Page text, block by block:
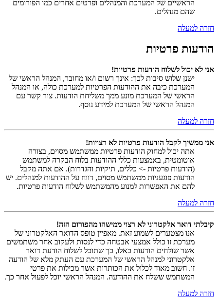
הראשיים של המערכת והמנהלים ופרטים אחרים כמו הפורומים
שהם מנהלים.
חזרה למעלה
הודעות פרטיות
אני לא יכול לשלוח הודעות פרטיות!
ישנן שלוש סיבות לכך: אינך רשום ו/או מחובר, המנהל הראשי של
המערכת כיבה את ההודעות הפרטיות למערכת כולה, או המנהל
הראשי של המערכת מונע ממך משליחת הודעות. צור קשר עם
המנהל הראשי של המערכת למידע נוסף.
חזרה למעלה
אני ממשיך לקבל הודעות פרטיות לא רצויות!
אתה יכול למחוק הודעות פרטיות ממשתמש מסוים, בצורה
אוטומטית, באמצעות כללי ההודעות בלוח הבקרה למשתמש
(הודעות פרטיות -> כללים, תיקיות והגדרות). אם אתה מקבל
הודעות פוגעניות ממשתמש מסוים, דווח על ההודעות למנהלים. יש
להם את האפשרות למנוע מהמשתמש לשלוח הודעות פרטיות.
חזרה למעלה
קיבלתי דואר אלקטרוני לא רצוי ממישהו מהפורום הזה!
אנו מצטערים לשמוע זאת. מאפיין טופס הדואר האלקטרוני של
מערכת זו כולל אמצעי אבטחה כדי לנסות ולעקוב אחר משתמשים
אשר שולחים הודעות כאלו, כך שתוכל לשלוח הודעת דואר
אלקטרוני למנהל הראשי של המערכת עם העתק מלא של הודעה
זו. חשוב מאוד לכלול את הכותרות אשר מכילות את פרטי
המשתמש ששלח את ההודעה. המנהל הראשי יוכל לפעול אחר כך.
חזרה למעלה